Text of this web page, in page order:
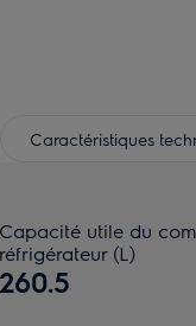
Caractéristiques
Capacité utile du
réfrigérateur (L)
260.5